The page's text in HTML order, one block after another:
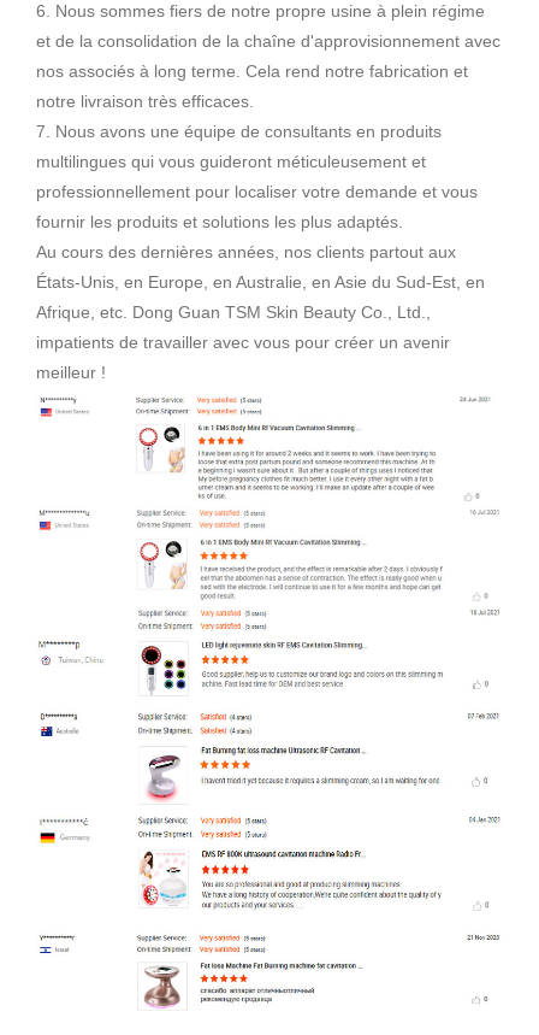
6. Nous sommes fiers de notre propre usine à plein régime
et de la consolidation de la chaîne d'approvisionnement avec
nos associés à long terme. Cela rend notre fabrication et
notre livraison très efficaces.
7. Nous avons une équipe de consultants en produits
multilingues qui vous guideront méticuleusement et
professionnellement pour localiser votre demande et vous
fournir les produits et solutions les plus adaptés.
Au cours des dernières années, nos clients partout aux
États-Unis, en Europe, en Australie, en Asie du Sud-Est, en
Afrique, etc. Dong Guan TSM Skin Beauty Co., Ltd.,
impatients de travailler avec vous pour créer un avenir
meilleur !